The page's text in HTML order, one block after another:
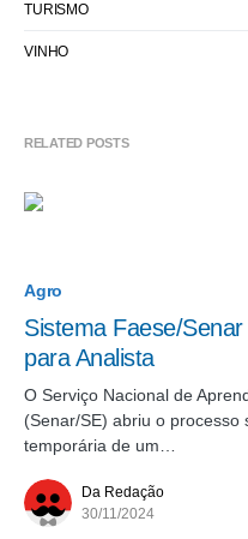
TURISMO
VINHO
RELATED POSTS
Agro
Sistema Faese/
para Analista
O Serviço Nacional de
(Senar/SE) abriu o
temporária de um…
Da Redação
30/11/2024